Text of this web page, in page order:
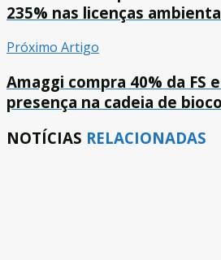
235% nas licenças
Próximo Artigo
Amaggi compra 40% da FS
presença na cadeia de
NOTÍCIAS RELACIONADAS